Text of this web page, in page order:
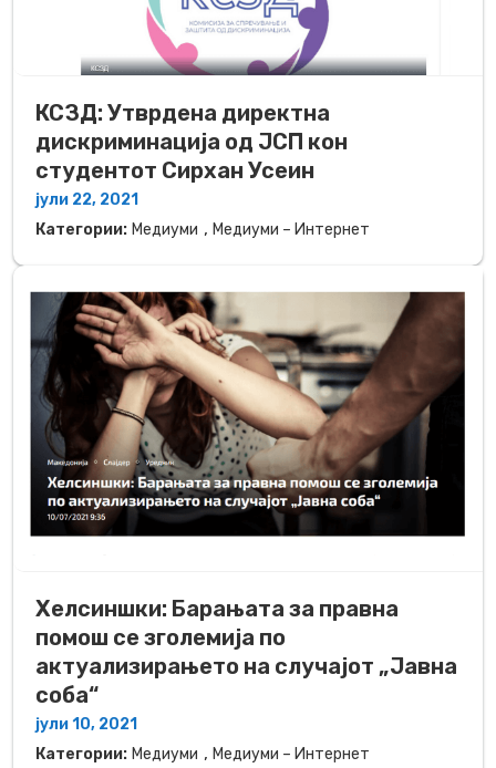
КСЗД: Утврдена директна
дискриминација од ЈСП кон
студентот Сирхан Усеин
јули 22, 2021
Категории: Медиуми , Медиуми – Интернет
Хелсиншки: Барањата за правна
помош се зголемија по
актуализирањето на случајот „Јавна
соба“
јули 10, 2021
Категории: Медиуми , Медиуми – Интернет